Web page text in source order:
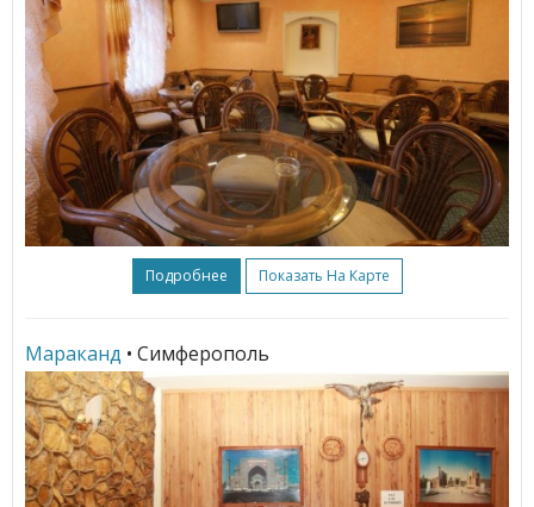
Подробнее Показать На Карте
Мараканд • Симферополь